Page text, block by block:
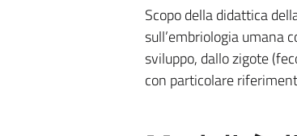
Scopo della didattica
sull’embriologia umana
sviluppo, dallo zigote
con particolare